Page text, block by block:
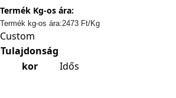
Termék Kg-os ára:
Termék kg-os ára:2473 Ft/Kg
Custom
Tulajdonság
kor
Idős